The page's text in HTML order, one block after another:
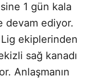
1 gün kala
devam ediyor.
ekiplerinden
sağ kanadı
Anlaşmanın